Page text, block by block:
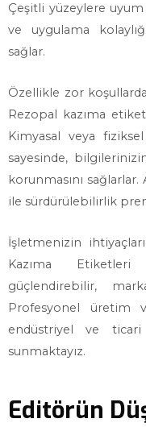
Çeşitli yüzeylere
ve uygulama
sağlar.
Özellikle zor
Rezopal kazıma
Kimyasal veya fiziksel
sayesinde,
korunmasını
ile sürdürülebilirlik
İşletmenizin
Kazıma
güçlendirebilir,
Profesyonel üretim
endüstriyel ve
sunmaktayız.
Editörün